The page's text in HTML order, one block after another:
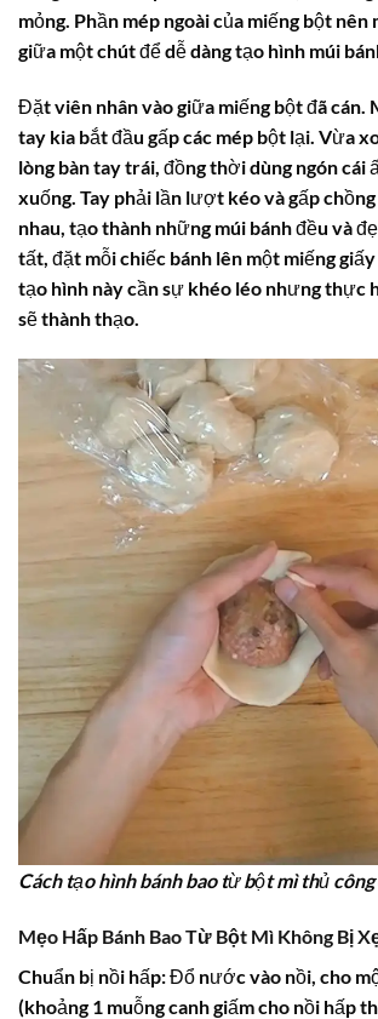
mỏng. Phần mép ngoài của miếng bột nên
giữa một chút để dễ dàng tạo hình múi
Đặt viên nhân vào giữa miếng bột đã cán.
tay kia bắt đầu gấp các mép bột lại. Vừa
lòng bàn tay trái, đồng thời dùng ngón cái
xuống. Tay phải lần lượt kéo và gấp
nhau, tạo thành những múi bánh đều và
tất, đặt mỗi chiếc bánh lên một miếng
tạo hình này cần sự khéo léo nhưng thực
sẽ thành thạo.
Cách tạo hình bánh bao từ bột mì thủ
Mẹo Hấp Bánh Bao Từ Bột Mì Không Bị
Chuẩn bị nồi hấp: Đổ nước vào nồi, cho
(khoảng 1 muỗng canh giấm cho nồi hấp